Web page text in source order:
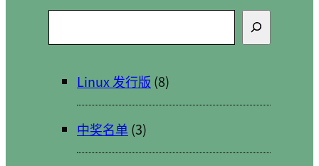
索
Linux 发行版 (8)
中奖名单 (3)